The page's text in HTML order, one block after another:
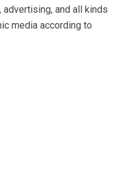
and all kinds
media according to